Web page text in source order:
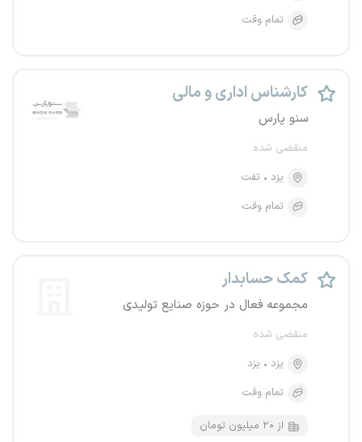
تمام وقت
کارشناس اداری و مالی
سنو پارس
منقضی شده
یزد
تفت
تمام وقت
کمک حسابدار
مجموعه فعال در حوزه صنایع تولیدی
منقضی شده
یزد
یزد
تمام وقت
از ۲۰ میلیون تومان